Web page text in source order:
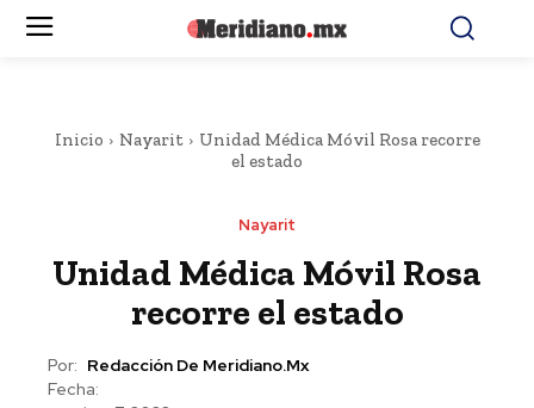
Inicio Nayarit
Unidad Médica Móvil Rosa recorre
el estado
Nayarit
Unidad Médica Móvil Rosa
recorre el estado
Por: Redacción De Meridiano.mx
Fecha: